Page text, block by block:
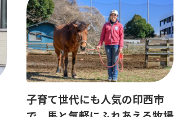
子育て世代にも人気の印西市